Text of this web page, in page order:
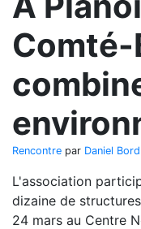
Rencontre par Daniel
L'association
dizaine de
24 mars au Centre